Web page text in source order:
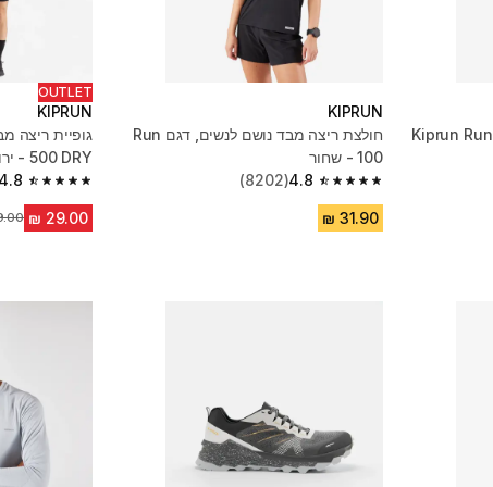
גופיה מבד נושם לנשים, דגם Kiprun Run
KIPRUN
חולצת ריצה מבד נושם לנשים, דגם Run
100 - שחור
4.8
4.8 out of 5 stars from 8202 reviews
(8202)
OUTLET
KIPRUN
500 DRY - ירוק
4.8
4.8 out of 5 stars from 649 reviews
‏59.00 ₪